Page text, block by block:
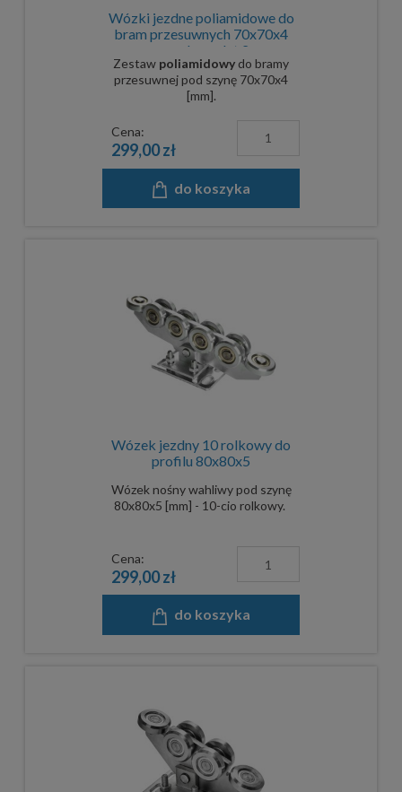
Wózki jezdne poliamidowe do
bram przesuwnych 70x70x4
mm - komplet 2
Zestaw poliamidowy do bramy
przesuwnej pod szynę 70x70x4
[mm].
Cena:
299,00 zł
do koszyka
Wózek jezdny 10 rolkowy do
profilu 80x80x5
Wózek nośny wahliwy pod szynę
80x80x5 [mm] - 10-cio rolkowy.
Cena:
299,00 zł
do koszyka